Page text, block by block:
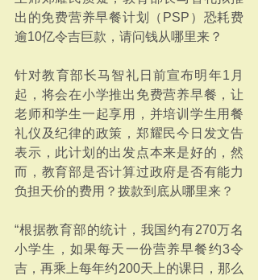
出的免费营养早餐计划（PSP）恐耗费
逾10亿令吉巨款，请问钱从哪里来？
针对教育部长马智礼日前宣布明年1月
起，将会在小学推出免费营养早餐，让
老师和学生一起享用，并培训学生用餐
礼仪及纪律的政策，郑耀民今日发文告
表示，此计划的出发点本来是好的，然
而，教育部是否计算过政府是否有能力
负担天价的费用？拨款到底从哪里来？
“根据教育部的统计，我国约有270万名
小学生，如果每天一份营养早餐约3令
吉，再乘上每年约200天上的课日，那么